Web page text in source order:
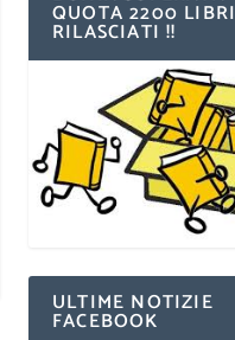
QUOTA 2200 LIBRI
RILASCIATI !!
ULTIME NOTIZIE
FACEBOOK